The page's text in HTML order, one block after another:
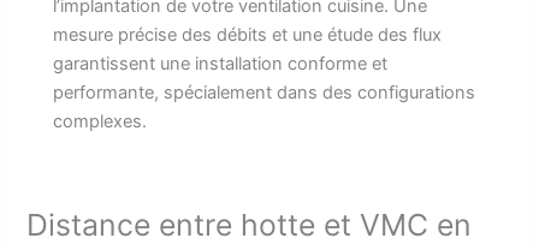
l’implantation de votre ventilation cuisine. Une
mesure précise des débits et une étude des flux
garantissent une installation conforme et
performante, spécialement dans des configurations
complexes.
Distance entre hotte et VMC en